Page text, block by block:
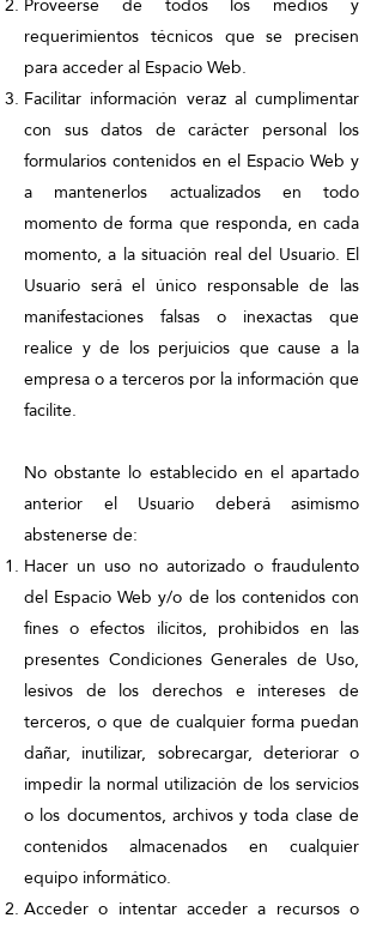
requerimientos técnicos que se precisen
para acceder al Espacio Web.
Facilitar información veraz al cumplimentar
con sus datos de carácter personal los
formularios contenidos en el Espacio Web y
a mantenerlos actualizados en todo
momento de forma que responda, en cada
momento, a la situación real del Usuario. El
Usuario será el único responsable de las
manifestaciones falsas o inexactas que
realice y de los perjuicios que cause a la
empresa o a terceros por la información que
facilite.
No obstante lo establecido en el apartado
anterior el Usuario deberá asimismo
abstenerse de:
Hacer un uso no autorizado o fraudulento
del Espacio Web y/o de los contenidos con
fines o efectos ilícitos, prohibidos en las
presentes Condiciones Generales de Uso,
lesivos de los derechos e intereses de
terceros, o que de cualquier forma puedan
dañar, inutilizar, sobrecargar, deteriorar o
impedir la normal utilización de los servicios
o los documentos, archivos y toda clase de
contenidos almacenados en cualquier
equipo informático.
Acceder o intentar acceder a recursos o